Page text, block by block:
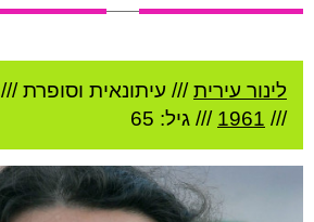
לינור עירית/// עיתונאית וסופרת ///
///
1961 /// גיל: 65